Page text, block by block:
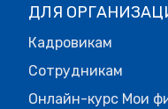
ДЛЯ
Кадровикам
Сотрудникам
Онлайн-курс Мои